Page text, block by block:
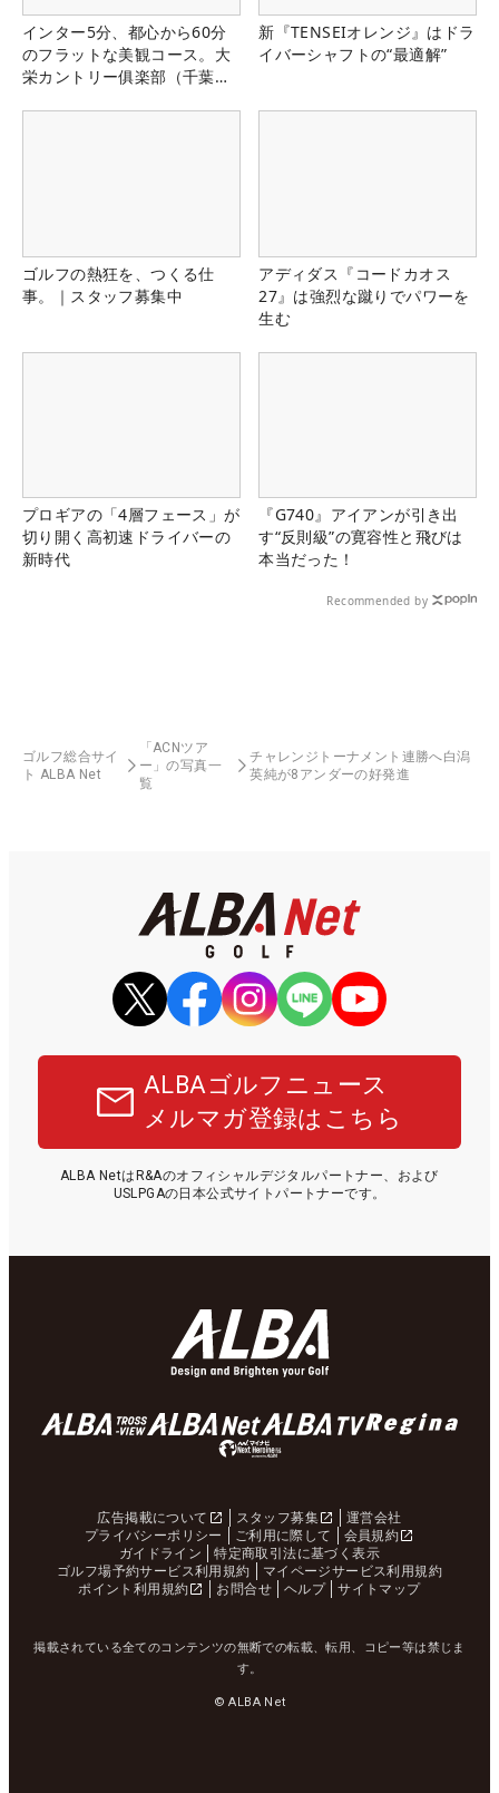
インター5分、都心から60分
のフラットな美観コース。大
栄カントリー俱楽部（千葉
新『TENSEIオレンジ』はドラ
イバーシャフトの“最適解”
ゴルフの熱狂を、つくる仕
事。｜スタッフ募集中
アディダス『コードカオス
27』は強烈な蹴りでパワーを
生む
プロギアの「4層フェース」が
切り開く高初速ドライバーの
新時代
『G740』アイアンが引き出
す“反則級”の寛容性と飛びは
本当だった！
Recommended by
ゴルフ総合サイ
ト ALBA Net
「ACNツア
ー」の写真一
覧
チャレンジトーナメント連勝へ白潟
英純が8アンダーの好発進
ALBAゴルフニュース
メルマガ登録はこちら
ALBA NetはR&Aのオフィシャルデジタルパートナー、および
USLPGAの日本公式サイトパートナーです。
広告掲載について スタッフ募集
運営会社
プライバシーポリシー
ご利用に際して
会員規約
ガイドライン
特定商取引法に基づく表示
ゴルフ場予約サービス利用規約
マイページサービス利用規約
ポイント利用規約
お問合せ ヘルプ サイトマップ
掲載されている全てのコンテンツの無断での転載、転用、コピー等は禁じま
す。
© ALBA Net